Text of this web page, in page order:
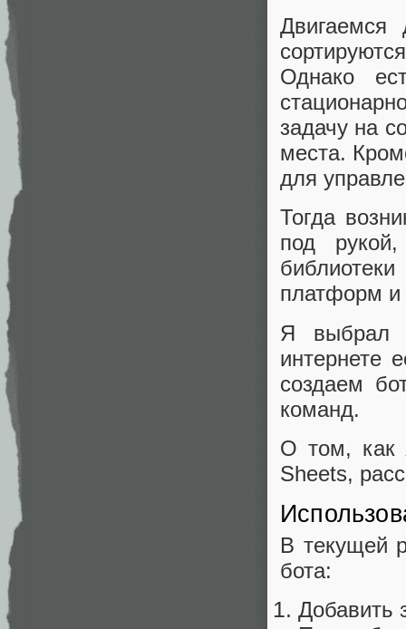
Двигаемся
Однако
задачу на
места.
для
Тогда
под
платформ и
Я выбрал
интернете
создаем
команд.
О том, как
Sheets,
В текущей
бота:
Добавить